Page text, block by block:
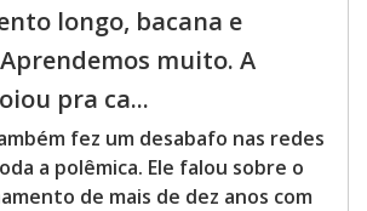
longo, bacana e
muito. A
pra ca...
fez um desabafo nas redes
a polêmica. Ele falou sobre o
de mais de dez anos com